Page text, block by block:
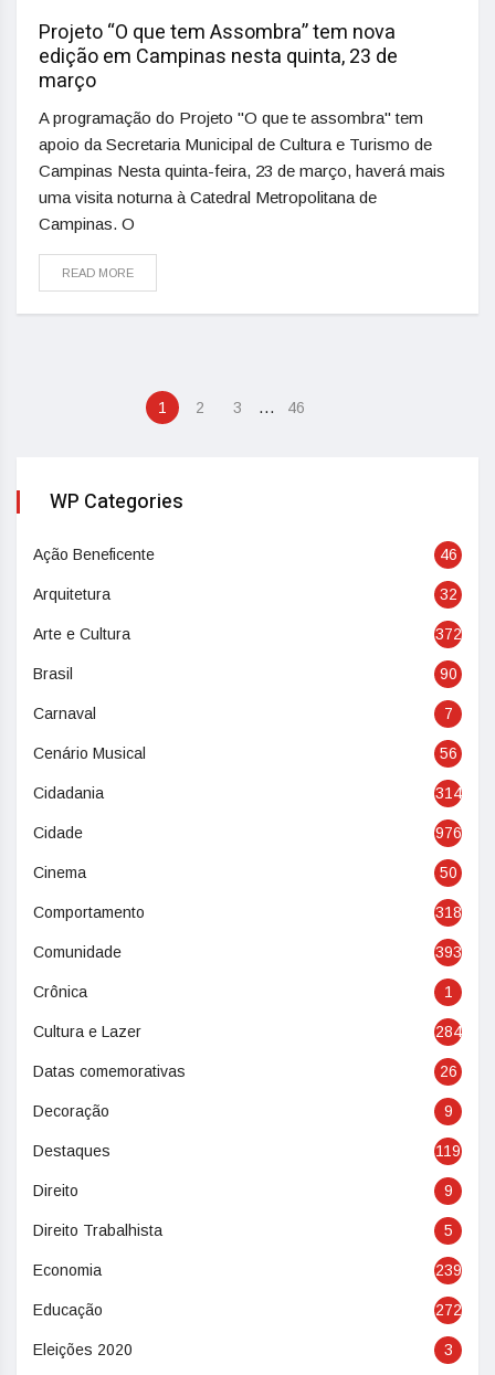
Projeto “O que tem Assombra” tem nova
edição em Campinas nesta quinta, 23 de
março
A programação do Projeto "O que te assombra" tem
apoio da Secretaria Municipal de Cultura e Turismo de
Campinas Nesta quinta-feira, 23 de março, haverá mais
uma visita noturna à Catedral Metropolitana de
Campinas. O
READ MORE
1 2 3 … 46
WP Categories
Ação Beneficente 46
Arquitetura 32
Arte e Cultura 372
Brasil 90
Carnaval 7
Cenário Musical 56
Cidadania 314
Cidade 976
Cinema 50
Comportamento 318
Comunidade 393
Crônica 1
Cultura e Lazer 284
Datas comemorativas 26
Decoração 9
Destaques 119
Direito 9
Direito Trabalhista 5
Economia 239
Educação 272
Eleições 2020 3